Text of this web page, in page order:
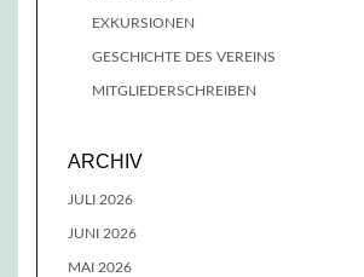
EXKURSIONEN
GESCHICHTE DES VEREINS
MITGLIEDERSCHREIBEN
ARCHIV
JULI 2026
JUNI 2026
MAI 2026